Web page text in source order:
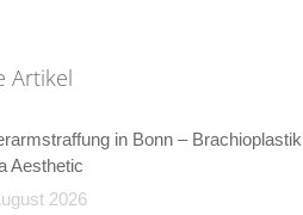
Artikel
in Bonn –
Aesthetic
2026